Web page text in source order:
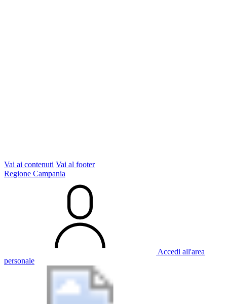
Vai ai contenuti Vai al footer
Regione Campania
Accedi all'area
personale